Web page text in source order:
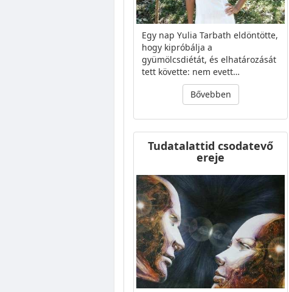
Egy nap Yulia Tarbath eldöntötte,
hogy kipróbálja a
gyümölcsdiétát, és elhatározását
tett követte: nem evett…
Bővebben
Tudatalattid csodatevő
ereje